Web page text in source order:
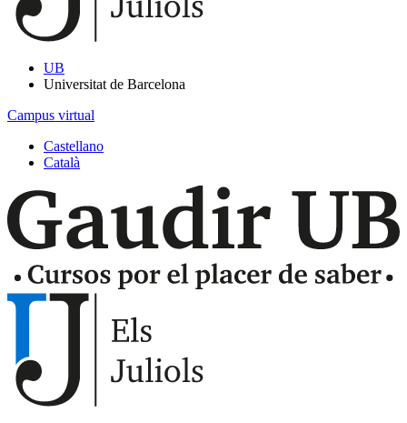
UB
Universitat de Barcelona
Campus virtual
Castellano
Català